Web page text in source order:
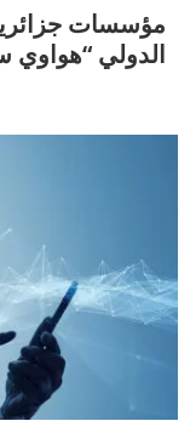
مؤسسات
الدولي “هواوي